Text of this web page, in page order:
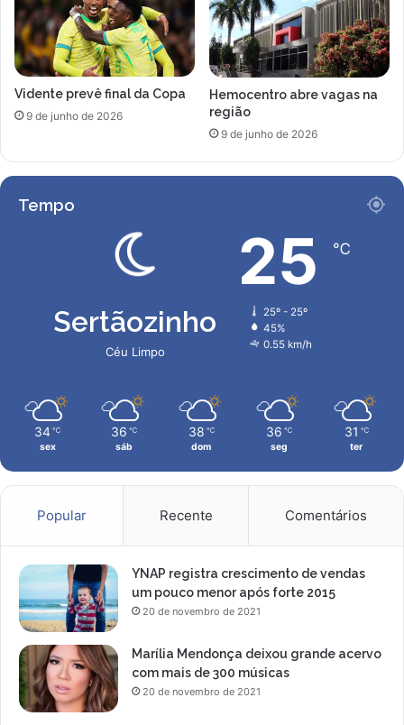
Vidente prevê final da Copa
9 de junho de 2026
Hemocentro abre vagas na
região
9 de junho de 2026
Tempo
Sertãozinho
Céu Limpo
25 ℃
25º - 25º
45%
0.55 km/h
34 ℃
sex
36 ℃
sáb
38 ℃
dom
36 ℃
seg
31 ℃
ter
Popular Recente Comentários
YNAP registra crescimento de vendas
um pouco menor após forte 2015
20 de novembro de 2021
Marília Mendonça deixou grande acervo
com mais de 300 músicas
20 de novembro de 2021